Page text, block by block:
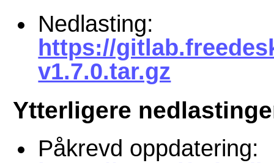
Nedlasting:
https://
v1.7.0.tar.gz
Ytterligere
Påkrevd oppdatering: